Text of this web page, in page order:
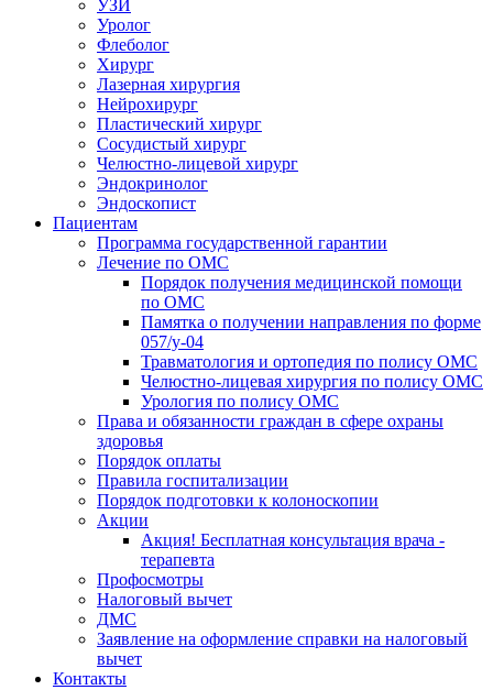
УЗИ
Уролог
Флеболог
Хирург
Лазерная хирургия
Нейрохирург
Пластический хирург
Сосудистый хирург
Челюстно-лицевой хирург
Эндокринолог
Эндоскопист
Пациентам
Программа государственной гарантии
Лечение по ОМС
Порядок получения медицинской помощи
по ОМС
Памятка о получении направления по форме
057/у-04
Травматология и ортопедия по полису ОМС
Челюстно-лицевая хирургия по полису ОМС
Урология по полису ОМС
Права и обязанности граждан в сфере охраны
здоровья
Порядок оплаты
Правила госпитализации
Порядок подготовки к колоноскопии
Акции
Акция! Бесплатная консультация врача -
терапевта
Профосмотры
Налоговый вычет
ДМС
Заявление на оформление справки на налоговый
вычет
Контакты